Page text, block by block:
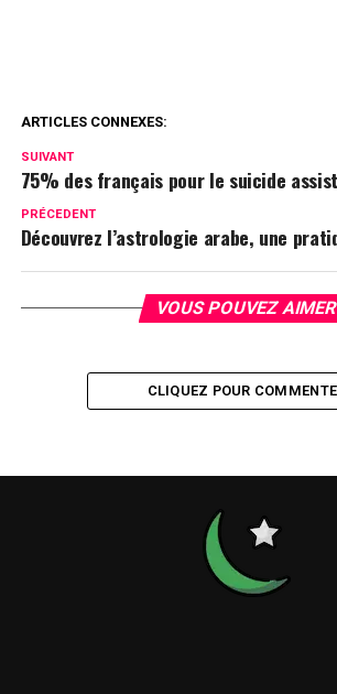
ARTICLES CONNEXES:
SUIVANT
75% des français pour le suicide
PRÉCEDENT
Découvrez l’astrologie arabe, une
VOUS POUVEZ AIMER
CLIQUEZ POUR